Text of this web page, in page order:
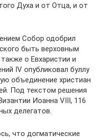
Духа и от Отца, и от
Собор одобрил
быть верховным
о Евхаристии и
IV опубликовал буллу
объединение христиан
Под текстом решения
Иоанна VIII, 116
делегатов.
что догматические